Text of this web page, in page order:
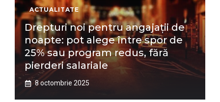
ACTUALITATE
Drepturi noi pentru angajații de
noapte: pot alege între spor de
25% sau program redus, fără
pierderi salariale
8 octombrie 2025